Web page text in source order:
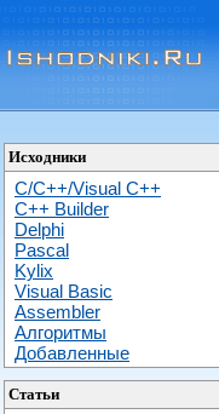
Исходники
C/C++/Visual C++
С++ Builder
Delphi
Pascal
Kylix
Visual Basic
Assembler
Алгоритмы
Добавленные
Статьи